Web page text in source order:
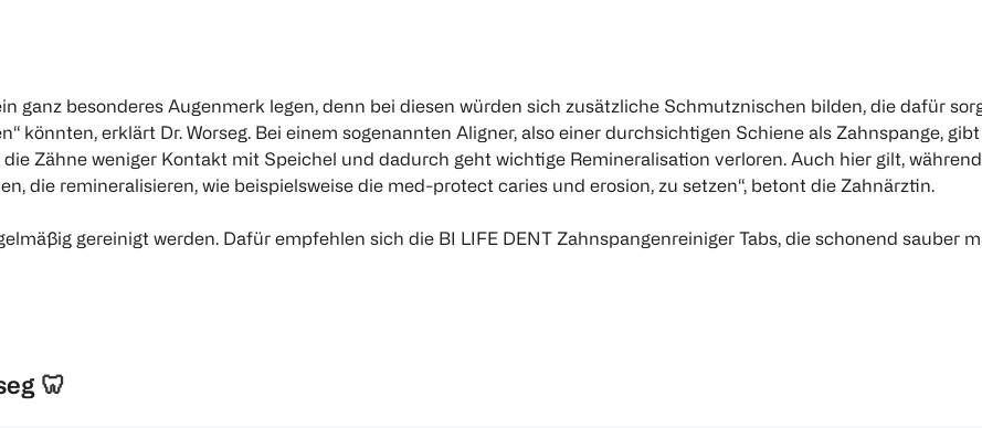
ganz besonderes Augenmerk legen, denn bei diesen würden sich zusätzliche Schmutznischen bilden, die dafür
könnten, erklärt Dr. Worseg. Bei einem sogenannten Aligner, also einer durchsichtigen Schiene als Zahnspange, gibt
Zähne weniger Kontakt mit Speichel und dadurch geht wichtige Remineralisation verloren. Auch hier gilt,
die remineralisieren, wie beispielsweise die med-protect caries und erosion, zu setzen“, betont die Zahnärztin.
gereinigt werden. Dafür empfehlen sich die BI LIFE DENT Zahnspangenreiniger Tabs, die schonend sauber
🦷